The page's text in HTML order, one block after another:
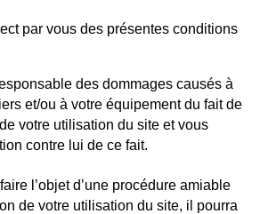
par vous des présentes conditions
des dommages causés à
et/ou à votre équipement du fait de
votre utilisation du site et vous
contre lui de ce fait.
l’objet d’une procédure amiable
de votre utilisation du site, il pourra